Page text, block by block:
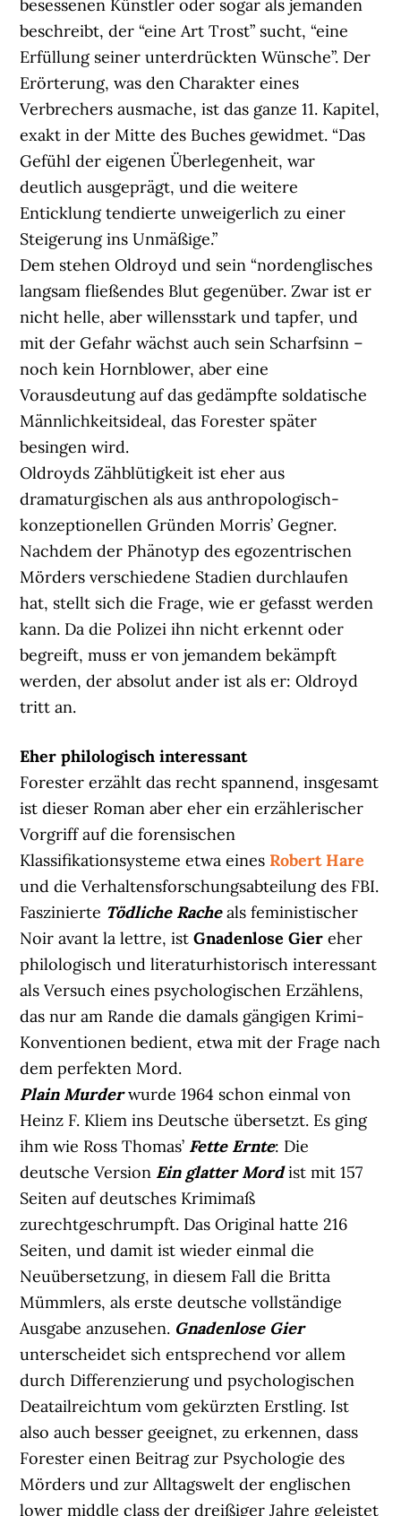
besessenen Künstler oder sogar als jemanden
beschreibt, der “eine Art Trost” sucht, “eine
Erfüllung seiner unterdrückten Wünsche”. Der
Erörterung, was den Charakter eines
Verbrechers ausmache, ist das ganze 11. Kapitel,
exakt in der Mitte des Buches gewidmet. “Das
Gefühl der eigenen Überlegenheit, war
deutlich ausgeprägt, und die weitere
Enticklung tendierte unweigerlich zu einer
Steigerung ins Unmäßige.”
Dem stehen Oldroyd und sein “nordenglisches
langsam fließendes Blut gegenüber. Zwar ist er
nicht helle, aber willensstark und tapfer, und
mit der Gefahr wächst auch sein Scharfsinn –
noch kein Hornblower, aber eine
Vorausdeutung auf das gedämpfte soldatische
Männlichkeitsideal, das Forester später
besingen wird.
Oldroyds Zähblütigkeit ist eher aus
dramaturgischen als aus anthropologisch-
konzeptionellen Gründen Morris’ Gegner.
Nachdem der Phänotyp des egozentrischen
Mörders verschiedene Stadien durchlaufen
hat, stellt sich die Frage, wie er gefasst werden
kann. Da die Polizei ihn nicht erkennt oder
begreift, muss er von jemandem bekämpft
werden, der absolut ander ist als er: Oldroyd
tritt an.
Eher philologisch interessant
Forester erzählt das recht spannend, insgesamt
ist dieser Roman aber eher ein erzählerischer
Vorgriff auf die forensischen
Klassifikationsysteme etwa eines Robert Hare
und die Verhaltensforschungsabteilung des FBI.
Faszinierte Tödliche Racheals feministischer
Noir avant la lettre, istGnadenlose Gier eher
philologisch und literaturhistorisch interessant
als Versuch eines psychologischen Erzählens,
das nur am Rande die damals gängigen Krimi-
Konventionen bedient, etwa mit der Frage nach
dem perfekten Mord.
Plain Murderwurde 1964 schon einmal von
Heinz F. Kliem ins Deutsche übersetzt. Es ging
ihm wie Ross Thomas’ Fette Ernte: Die
deutsche Version Ein glatter Mordist mit 157
Seiten auf deutsches Krimimaß
zurechtgeschrumpft. Das Original hatte 216
Seiten, und damit ist wieder einmal die
Neuübersetzung, in diesem Fall die Britta
Mümmlers, als erste deutsche vollständige
Ausgabe anzusehen. Gnadenlose Gier
unterscheidet sich entsprechend vor allem
durch Differenzierung und psychologischen
Deatailreichtum vom gekürzten Erstling. Ist
also auch besser geeignet, zu erkennen, dass
Forester einen Beitrag zur Psychologie des
Mörders und zur Alltagswelt der englischen
lower middle class der dreißiger Jahre geleistet